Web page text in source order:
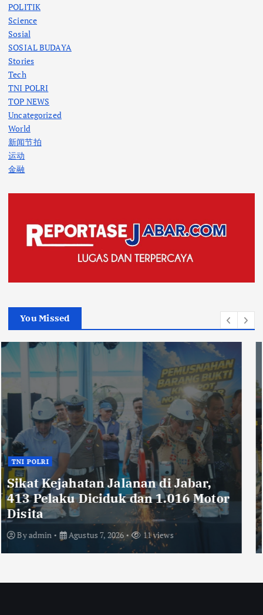
POLITIK
Science
Sosial
SOSIAL BUDAYA
Stories
Tech
TNI POLRI
TOP NEWS
Uncategorized
World
新闻节拍
运动
金融
You Missed
TNI POLRI
Ribuan Knalpot Brong Disita Polisi,
Gubernur Jabar Kang Dedi Bakal
Berikan Kompensasi Knalpot
Standar
Byadmin Agustus 7, 2026 12 views